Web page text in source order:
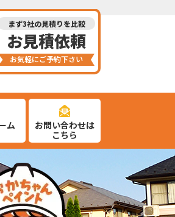
まず3社の見積りを比較
お見積依頼
お気軽にご予約下さい
ム
お問い合わせは
こちら